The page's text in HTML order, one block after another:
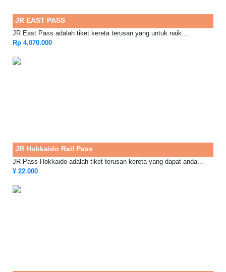
JR EAST PASS
JR East Pass adalah tiket kereta terusan yang untuk naik...
Rp 4.070.000
JR Hokkaido Rail Pass
JR Pass Hokkaido adalah tiket terusan kereta yang dapat anda...
¥ 22.000